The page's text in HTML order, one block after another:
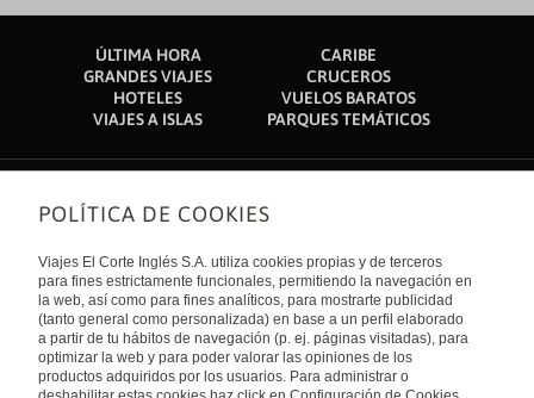
ÚLTIMA HORA
CARIBE
GRANDES VIAJES
CRUCEROS
HOTELES
VUELOS BARATOS
VIAJES A ISLAS
PARQUES TEMÁTICOS
Sobre nosotros
Quiénes somos
Financiación
Sostenibilidad
Turismo accesible
Tarjeta El Corte Inglés
Trabaja con nosotros
El Corte Inglés
Canal Ético
Enlaces de interés
Guías de viaje
Catálogos
Auto check-in
Condiciones Generales
Internacional
POLÍTICA DE COOKIES
Viajes El Corte Inglés S.A. utiliza cookies propias y de terceros
para fines estrictamente funcionales, permitiendo la navegación en
la web, así como para fines analíticos, para mostrarte publicidad
(tanto general como personalizada) en base a un perfil elaborado
a partir de tu hábitos de navegación (p. ej. páginas visitadas), para
optimizar la web y para poder valorar las opiniones de los
productos adquiridos por los usuarios. Para administrar o